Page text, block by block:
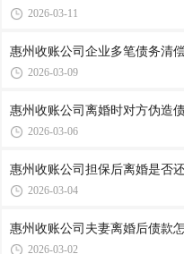
2026-03-11
惠州收账公司​企业多笔债务清
2026-03-09
惠州收账公司​离婚时对方伪造
2026-03-06
惠州收账公司​担保后离婚是否
2026-03-04
惠州收账公司​夫妻离婚后债款
2026-03-02